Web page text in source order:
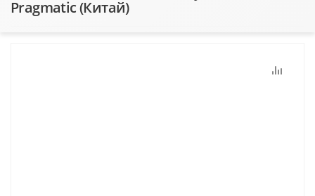
Pragmatic (Китай)